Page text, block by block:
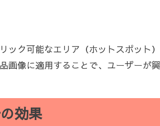
ック可能なエリア（ホットスポット
画像に適用することで、ユーザーが
効果